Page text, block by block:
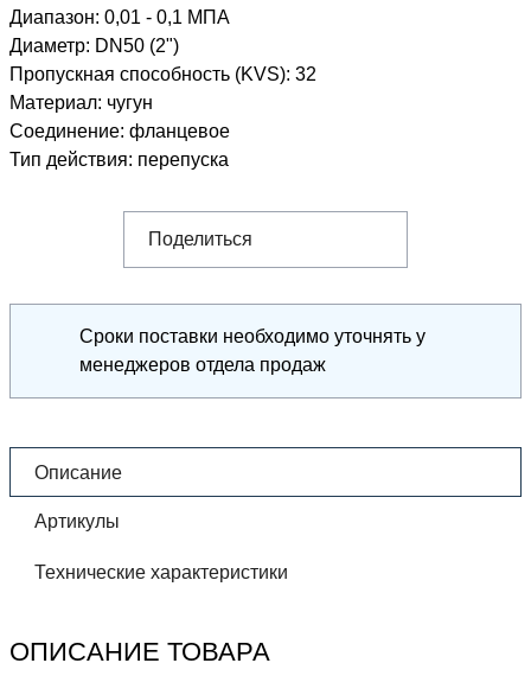
Диапазон: 0,01 - 0,1 МПА
Диаметр: DN50 (2")
Пропускная способность (KVS): 32
Материал: чугун
Соединение: фланцевое
Тип действия: перепуска
Поделиться
Сроки поставки необходимо уточнять у
менеджеров отдела продаж
Описание
Артикулы
Технические характеристики
ОПИСАНИЕ ТОВАРА